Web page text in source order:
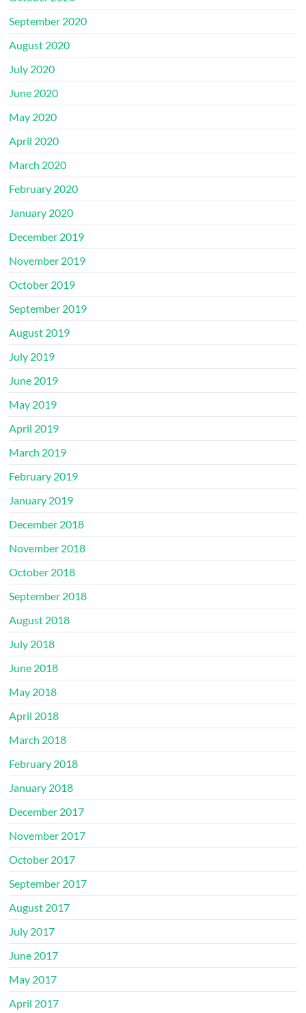
September 2020
August 2020
July 2020
June 2020
May 2020
April 2020
March 2020
February 2020
January 2020
December 2019
November 2019
October 2019
September 2019
August 2019
July 2019
June 2019
May 2019
April 2019
March 2019
February 2019
January 2019
December 2018
November 2018
October 2018
September 2018
August 2018
July 2018
June 2018
May 2018
April 2018
March 2018
February 2018
January 2018
December 2017
November 2017
October 2017
September 2017
August 2017
July 2017
June 2017
May 2017
April 2017